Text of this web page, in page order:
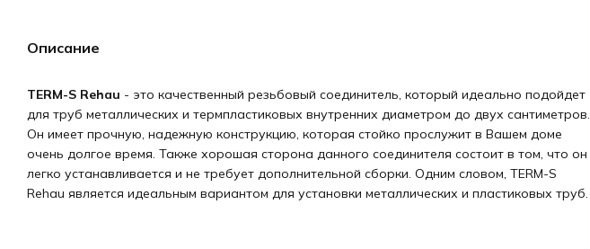
Описание
TERM-S Rehau - это качественный резьбовый соединитель, который идеально подойдет
для труб металлических и термпластиковых внутренних диаметром до двух сантиметров.
Он имеет прочную, надежную конструкцию, которая стойко прослужит в Вашем доме
очень долгое время. Также хорошая сторона данного соединителя состоит в том, что он
легко устанавливается и не требует дополнительной сборки. Одним словом, TERM-S
Rehau является идеальным вариантом для установки металлических и пластиковых труб.